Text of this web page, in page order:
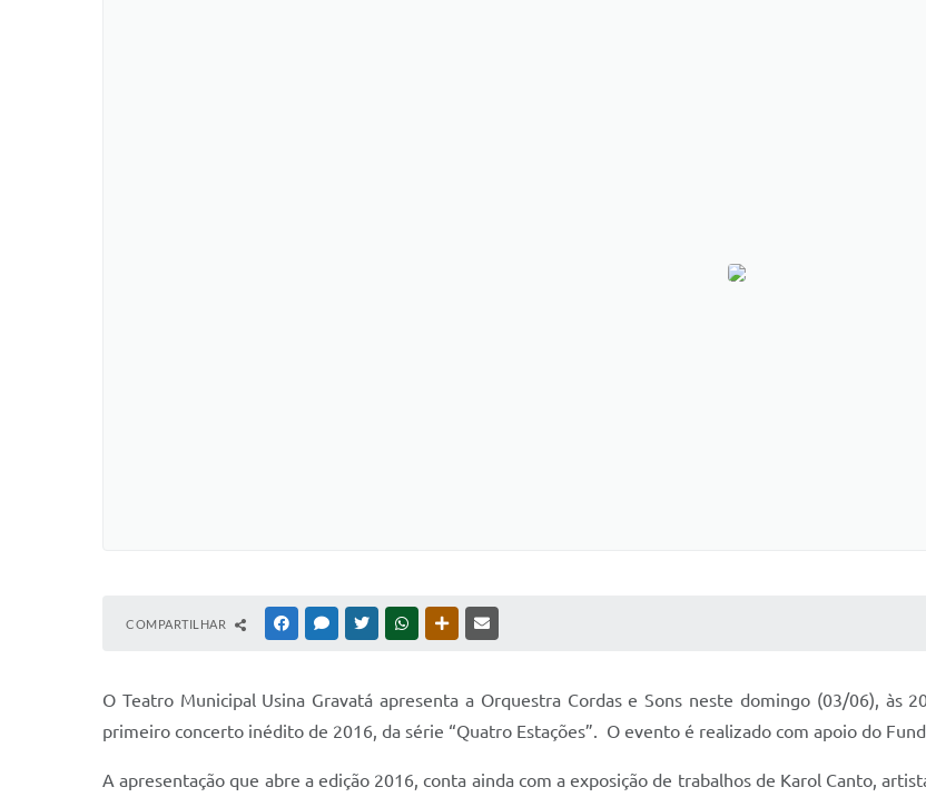
COMPARTILHAR FACEBOOKMESSENGER
TWITTERWHATSAPPOUTRAS MÍDIAS
O Teatro Municipal Usina Gravatá apresenta a Orquestra Cordas e Sons neste domingo (03/06), às
primeiro concerto inédito de 2016, da série “Quatro Estações”. O evento é realizado com apoio do
A apresentação que abre a edição 2016, conta ainda com a exposição de trabalhos de Karol Canto,